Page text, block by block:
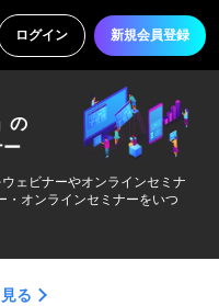
ログイン 新規会員登録
の
ェビナーやオンラインセミナ
・オンラインセミナーをいつ
る